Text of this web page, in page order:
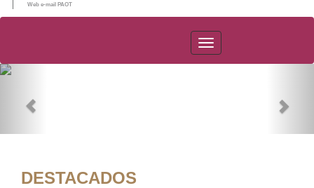
Web e-mail PAOT
PAOT
DESTACADOS